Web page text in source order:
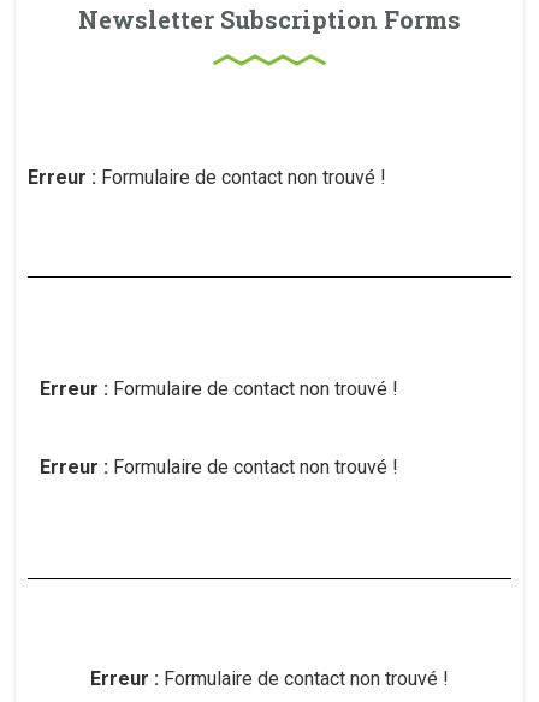
Newsletter Subscription Forms
Erreur : Formulaire de contact non trouvé !
Erreur : Formulaire de contact non trouvé !
Erreur : Formulaire de contact non trouvé !
Erreur : Formulaire de contact non trouvé !